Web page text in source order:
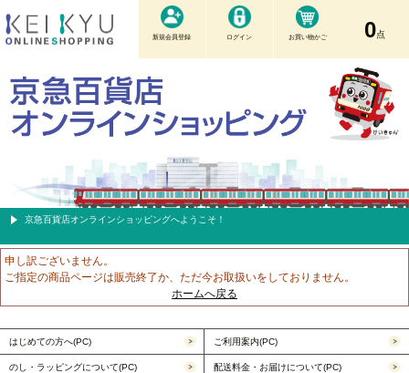
新規会員登録 ログイン お買い物かご 0点
京急百貨店オンラインショッピングへようこそ！
申し訳ございません。
ご指定の商品ページは販売終了か、ただ今お取扱いをしておりません。
ホームへ戻る
はじめての方へ(PC) ご利用案内(PC)
のし・ラッピングについて(PC) 配送料金・お届けについて(PC)